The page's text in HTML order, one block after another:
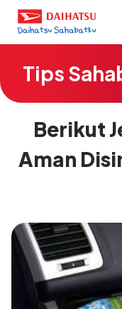
Tips
Berikut
Aman